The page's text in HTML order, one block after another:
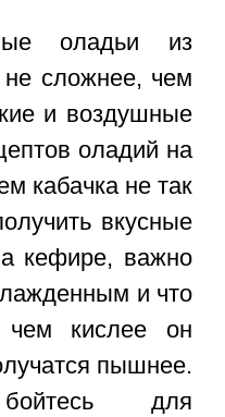
оладьи из
сложнее, чем
и воздушные
оладий на
кабачка не так
вкусные
кефире, важно
и что
чем кислее он
пышнее.
для